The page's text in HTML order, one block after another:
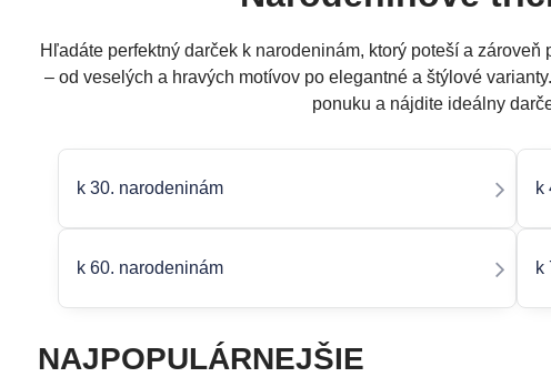
Hľadáte perfektný darček k narodeninám, ktorý poteší a
– od veselých a hravých motívov po elegantné a štýlové
ponuku a nájdite ideálny
k 30. narodeninám k
k 60. narodeninám k
NAJPOPULÁRNEJŠIE